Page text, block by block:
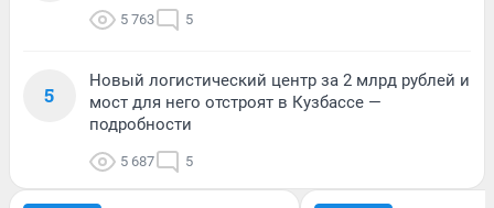
5 763 5
5
Новый логистический центр за 2 млрд рублей и
мост для него отстроят в Кузбассе —
подробности
5 687 5